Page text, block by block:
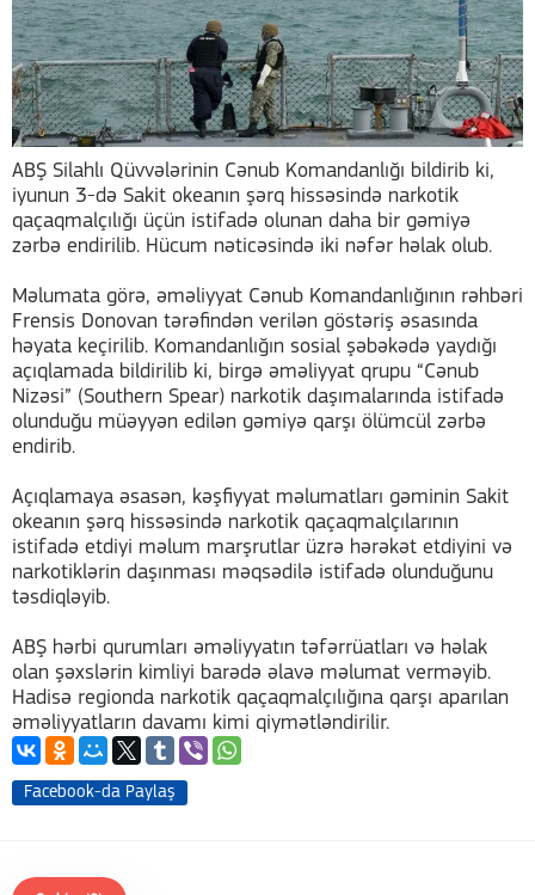
ABŞ Silahlı Qüvvələrinin Cənub Komandanlığı bildirib ki,
iyunun 3-də Sakit okeanın şərq hissəsində narkotik
qaçaqmalçılığı üçün istifadə olunan daha bir gəmiyə
zərbə endirilib. Hücum nəticəsində iki nəfər həlak olub.
Məlumata görə, əməliyyat Cənub Komandanlığının rəhbəri
Frensis Donovan tərəfindən verilən göstəriş əsasında
həyata keçirilib. Komandanlığın sosial şəbəkədə yaydığı
açıqlamada bildirilib ki, birgə əməliyyat qrupu “Cənub
Nizəsi” (Southern Spear) narkotik daşımalarında istifadə
olunduğu müəyyən edilən gəmiyə qarşı ölümcül zərbə
endirib.
Açıqlamaya əsasən, kəşfiyyat məlumatları gəminin Sakit
okeanın şərq hissəsində narkotik qaçaqmalçılarının
istifadə etdiyi məlum marşrutlar üzrə hərəkət etdiyini və
narkotiklərin daşınması məqsədilə istifadə olunduğunu
təsdiqləyib.
ABŞ hərbi qurumları əməliyyatın təfərrüatları və həlak
olan şəxslərin kimliyi barədə əlavə məlumat verməyib.
Hadisə regionda narkotik qaçaqmalçılığına qarşı aparılan
əməliyyatların davamı kimi qiymətləndirilir.
Facebook-da Paylaş